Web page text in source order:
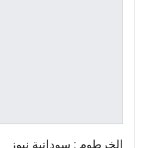
الخرطوم : سودانية نيوز